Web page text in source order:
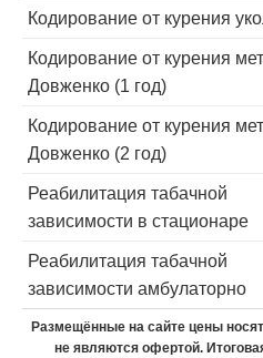
Кодирование от курения
Кодирование от курения
Довженко (1 год)
Кодирование от курения
Довженко (2 год)
Реабилитация табачной
зависимости в стационаре
Реабилитация табачной
зависимости амбулаторно
Размещённые на сайте цены
не являются офертой.